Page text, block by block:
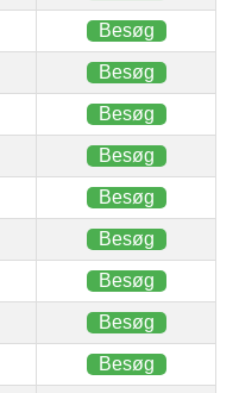
Besøg
Besøg
Besøg
Besøg
Besøg
Besøg
Besøg
Besøg
Besøg